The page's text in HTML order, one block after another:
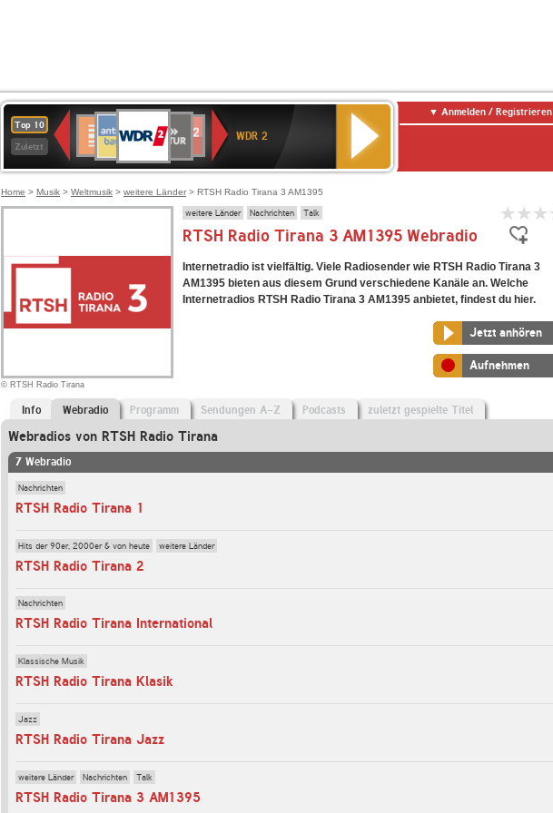
Top 10
Zuletzt
Deutschlandfunk
90er
OLDIE
ANTENNE
4
KLASSIK
Deutschlandfunk
KulturBAYERN
2
Kultur
NDR
2
WDR 2
Anmelden / Registrieren
Home > Musik > Weltmusik > weitere Länder > RTSH Radio Tirana 3 AM1395
© RTSH Radio Tirana
weitere Länder Nachrichten Talk
RTSH Radio Tirana 3 AM1395 Webradio
Internetradio ist vielfältig. Viele Radiosender wie RTSH Radio Tirana 3
AM1395 bieten aus diesem Grund verschiedene Kanäle an. Welche
Internetradios RTSH Radio Tirana 3 AM1395 anbietet, findest du hier.
Jetzt anhören
Aufnehmen
Info Webradio Programm Sendungen A-Z Podcasts zuletzt gespielte Titel
Webradios von RTSH Radio Tirana
7 Webradio
Nachrichten
RTSH Radio Tirana 1
Hits der 90er, 2000er & von heute weitere Länder
RTSH Radio Tirana 2
Nachrichten
RTSH Radio Tirana International
Klassische Musik
RTSH Radio Tirana Klasik
Jazz
RTSH Radio Tirana Jazz
weitere Länder Nachrichten Talk
RTSH Radio Tirana 3 AM1395